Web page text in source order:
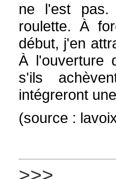
ne l'est
roulette. À
début, j'en
À l'ouverture
s'ils
intégreront
(source :